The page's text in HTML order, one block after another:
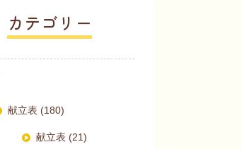
カテゴリー
献立表 (180)
献立表 (21)